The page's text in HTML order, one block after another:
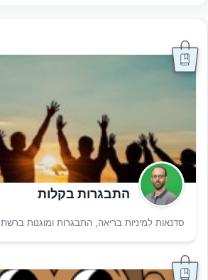
התבגרות בקלות
סדנאות למיניות בריאה, התבגרות ומוגנות ברשת